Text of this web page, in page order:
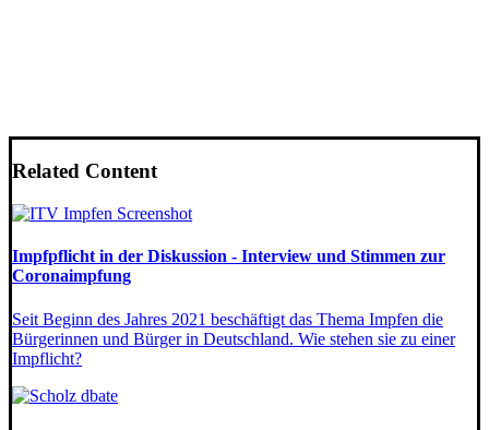
Related Content
Impfpflicht in der Diskussion - Interview und Stimmen zur
Coronaimpfung
Seit Beginn des Jahres 2021 beschäftigt das Thema Impfen die
Bürgerinnen und Bürger in Deutschland. Wie stehen sie zu einer
Impflicht?